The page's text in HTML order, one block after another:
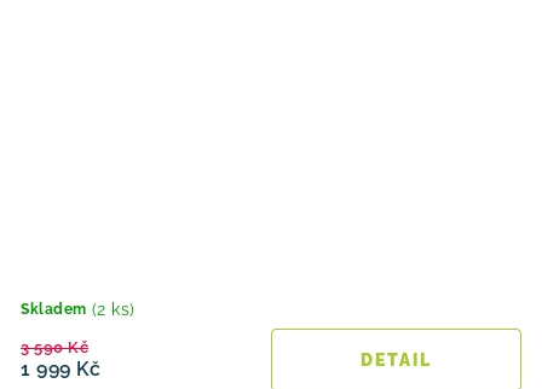
Skladem (2 ks)
1 999 Kč
3 590 Kč